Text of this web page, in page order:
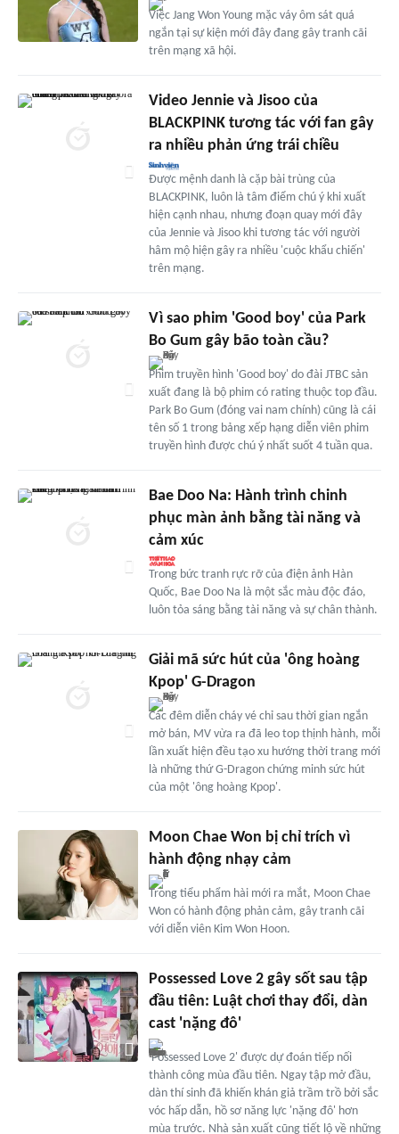
Việc Jang Won Young mặc váy ôm sát quá
ngắn tại sự kiện mới đây đang gây tranh cãi
trên mạng xã hội.
Video Jennie và Jisoo của
BLACKPINK tương tác với fan gây
ra nhiều phản ứng trái chiều
Được mệnh danh là cặp bài trùng của
BLACKPINK, luôn là tâm điểm chú ý khi xuất
hiện cạnh nhau, nhưng đoạn quay mới đây
của Jennie và Jisoo khi tương tác với người
hâm mộ hiện gây ra nhiều 'cuộc khẩu chiến'
trên mạng.
Vì sao phim 'Good boy' của Park
Bo Gum gây bão toàn cầu?
Phim truyền hình 'Good boy' do đài JTBC sản
xuất đang là bộ phim có rating thuộc top đầu.
Park Bo Gum (đóng vai nam chính) cũng là cái
tên số 1 trong bảng xếp hạng diễn viên phim
truyền hình được chú ý nhất suốt 4 tuần qua.
Bae Doo Na: Hành trình chinh
phục màn ảnh bằng tài năng và
cảm xúc
Trong bức tranh rực rỡ của điện ảnh Hàn
Quốc, Bae Doo Na là một sắc màu độc đáo,
luôn tỏa sáng bằng tài năng và sự chân thành.
Giải mã sức hút của 'ông hoàng
Kpop' G-Dragon
Các đêm diễn cháy vé chỉ sau thời gian ngắn
mở bán, MV vừa ra đã leo top thịnh hành, mỗi
lần xuất hiện đều tạo xu hướng thời trang mới
là những thứ G-Dragon chứng minh sức hút
của một 'ông hoàng Kpop'.
Moon Chae Won bị chỉ trích vì
hành động nhạy cảm
Trong tiểu phẩm hài mới ra mắt, Moon Chae
Won có hành động phản cảm, gây tranh cãi
với diễn viên Kim Won Hoon.
Possessed Love 2 gây sốt sau tập
đầu tiên: Luật chơi thay đổi, dàn
cast 'nặng đô'
'Possessed Love 2' được dự đoán tiếp nối
thành công mùa đầu tiên. Ngay tập mở đầu,
dàn thí sinh đã khiến khán giả trầm trồ bởi sắc
vóc hấp dẫn, hồ sơ năng lực 'nặng đô' hơn
mùa trước. Nhà sản xuất cũng tiết lộ về những